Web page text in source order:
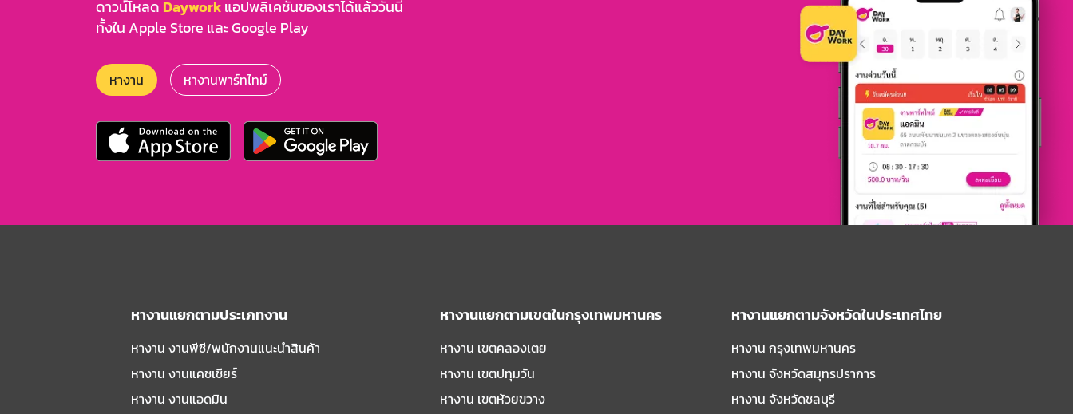
ดาวน์โหลด Dayworkแอปพลิเคชันของเราได้แล้ววันนี้
ทั้งใน Apple Store และ Google Play
หางาน หางานพาร์ทไทม์
หางานแยกตามประเภทงาน
หางาน งานพีซี/พนักงานแนะนําสินค้า
หางาน งานแคชเชียร์
หางาน งานแอดมิน
หางานแยกตามเขตในกรุงเทพมหานคร
หางาน เขตคลองเตย
หางาน เขตปทุมวัน
หางาน เขตห้วยขวาง
หางานแยกตามจังหวัดในประเทศไทย
หางาน กรุงเทพมหานคร
หางาน จังหวัดสมุทรปราการ
หางาน จังหวัดชลบุรี